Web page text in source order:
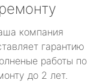
ремонту
компания
гарантию
работы по
до 2 лет.